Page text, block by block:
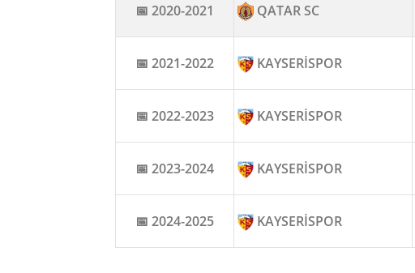
📅 2020-2021 QATAR SC
📅 2021-2022 KAYSERİSPOR
📅 2022-2023 KAYSERİSPOR
📅 2023-2024 KAYSERİSPOR
📅 2024-2025 KAYSERİSPOR